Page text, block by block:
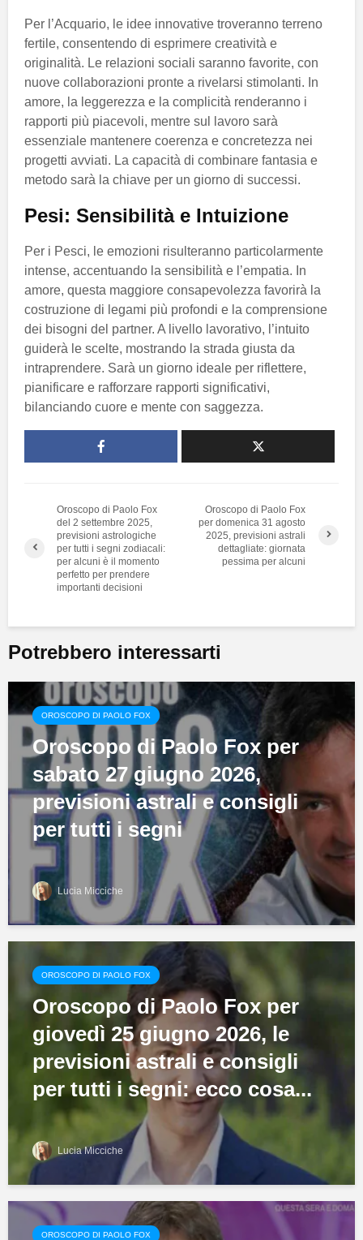
Per l’Acquario, le idee innovative troveranno terreno
fertile, consentendo di esprimere creatività e
originalità. Le relazioni sociali saranno favorite, con
nuove collaborazioni pronte a rivelarsi stimolanti. In
amore, la leggerezza e la complicità renderanno i
rapporti più piacevoli, mentre sul lavoro sarà
essenziale mantenere coerenza e concretezza nei
progetti avviati. La capacità di combinare fantasia e
metodo sarà la chiave per un giorno di successi.
Pesi: Sensibilità e Intuizione
Per i Pesci, le emozioni risulteranno particolarmente
intense, accentuando la sensibilità e l’empatia. In
amore, questa maggiore consapevolezza favorirà la
costruzione di legami più profondi e la comprensione
dei bisogni del partner. A livello lavorativo, l’intuito
guiderà le scelte, mostrando la strada giusta da
intraprendere. Sarà un giorno ideale per riflettere,
pianificare e rafforzare rapporti significativi,
bilanciando cuore e mente con saggezza.
Oroscopo di Paolo Fox
del 2 settembre 2025,
previsioni astrologiche
per tutti i segni zodiacali:
per alcuni è il momento
perfetto per prendere
importanti decisioni
Oroscopo di Paolo Fox
per domenica 31 agosto
2025, previsioni astrali
dettagliate: giornata
pessima per alcuni
Potrebbero interessarti
OROSCOPO DI PAOLO FOX
Oroscopo di Paolo Fox per
sabato 27 giugno 2026,
previsioni astrali e consigli
per tutti i segni
Lucia Micciche
OROSCOPO DI PAOLO FOX
Oroscopo di Paolo Fox per
giovedì 25 giugno 2026, le
previsioni astrali e consigli
per tutti i segni: ecco cosa...
Lucia Micciche
OROSCOPO DI PAOLO FOX